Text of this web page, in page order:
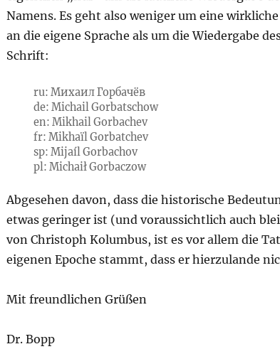
Namens. Es geht also weniger um eine
an die eigene Sprache als um die Wiedergabe
Schrift:
ru: Михаил Горбачёв
de: Michail Gorbatschow
en: Mikhail Gorbachev
fr: Mikhaïl Gorbatchev
sp: Mijaíl Gorbachov
pl: Michaił Gorbaczow
Abgesehen davon, dass die historische
etwas geringer ist (und voraussichtlich auch
von Christoph Kolumbus, ist es vor allem die
eigenen Epoche stammt, dass er hierzulande
Mit freundlichen Grüßen
Dr. Bopp